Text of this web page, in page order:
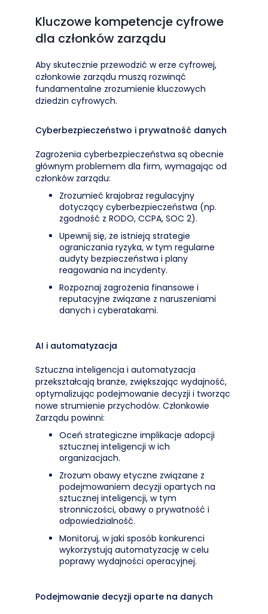
Kluczowe kompetencje cyfrowe
dla członków zarządu
Aby skutecznie przewodzić w erze cyfrowej,
członkowie zarządu muszą rozwinąć
fundamentalne zrozumienie kluczowych
dziedzin cyfrowych.
Cyberbezpieczeństwo i prywatność danych
Zagrożenia cyberbezpieczeństwa są obecnie
głównym problemem dla firm, wymagając od
członków zarządu:
Zrozumieć krajobraz regulacyjny
dotyczący cyberbezpieczeństwa (np.
zgodność z RODO, CCPA, SOC 2).
Upewnij się, że istnieją strategie
ograniczania ryzyka, w tym regularne
audyty bezpieczeństwa i plany
reagowania na incydenty.
Rozpoznaj zagrożenia finansowe i
reputacyjne związane z naruszeniami
danych i cyberatakami.
AI i automatyzacja
Sztuczna inteligencja i automatyzacja
przekształcają branże, zwiększając wydajność,
optymalizując podejmowanie decyzji i tworząc
nowe strumienie przychodów. Członkowie
Zarządu powinni:
Oceń strategiczne implikacje adopcji
sztucznej inteligencji w ich
organizacjach.
Zrozum obawy etyczne związane z
podejmowaniem decyzji opartych na
sztucznej inteligencji, w tym
stronniczości, obawy o prywatność i
odpowiedzialność.
Monitoruj, w jaki sposób konkurenci
wykorzystują automatyzację w celu
poprawy wydajności operacyjnej.
Podejmowanie decyzji oparte na danych